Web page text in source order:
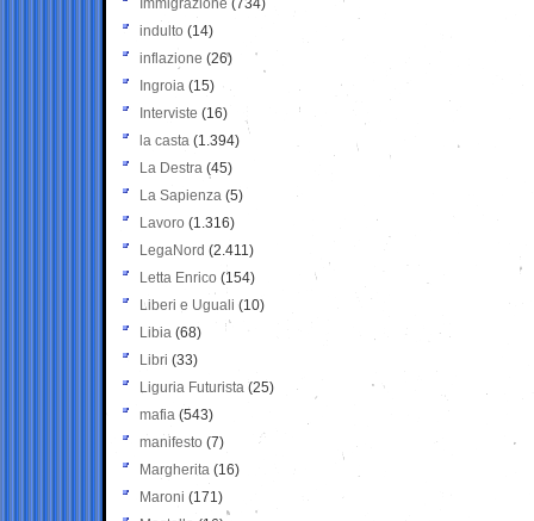
Immigrazione (734)
indulto (14)
inflazione (26)
Ingroia (15)
Interviste (16)
la casta (1.394)
La Destra (45)
La Sapienza (5)
Lavoro (1.316)
LegaNord (2.411)
Letta Enrico (154)
Liberi e Uguali (10)
Libia (68)
Libri (33)
Liguria Futurista (25)
mafia (543)
manifesto (7)
Margherita (16)
Maroni (171)